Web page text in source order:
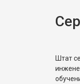
Штат